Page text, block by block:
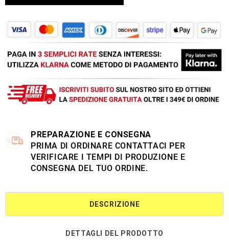
PREPARAZIONE E CONSEGNA
PRIMA DI ORDINARE CONTATTACI PER
VERIFICARE I TEMPI DI PRODUZIONE E
CONSEGNA DEL TUO ORDINE.
DESCRIZIONE
DETTAGLI DEL PRODOTTO